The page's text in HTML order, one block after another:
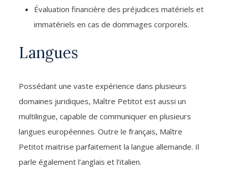
Évaluation financière des préjudices matériels et
immatériels en cas de dommages corporels.
Langues
Possédant une vaste expérience dans plusieurs
domaines juridiques, Maître Petitot est aussi un
multilingue, capable de communiquer en plusieurs
langues européennes. Outre le français, Maître
Petitot maitrise parfaitement la langue allemande. Il
parle également l’anglais et l’italien.